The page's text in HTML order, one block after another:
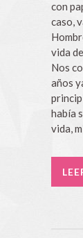
con
caso,
vida
Nos
años
había
vida,